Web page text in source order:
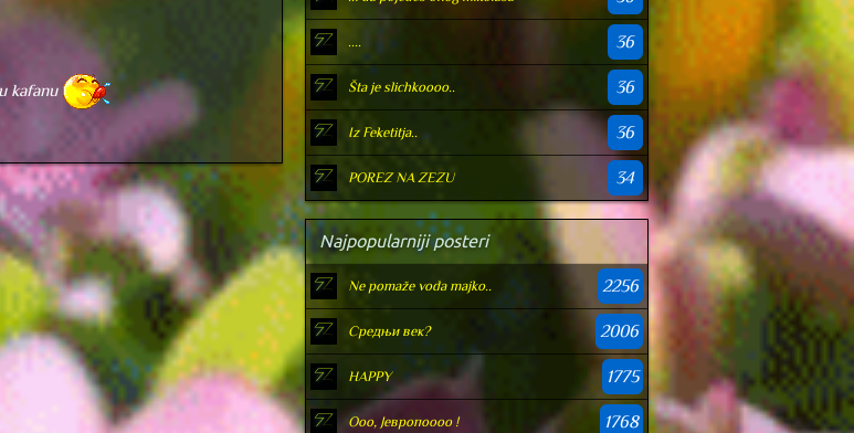
kafanu
.... 36
Šta je slichkoooo.. 36
Iz Feketitja.. 36
POREZ NA ZEZU 34
Najpopularniji posteri
Ne pomaže voda majko.. 2256
Средњи век? 2006
HAPPY 1775
Оoo, Јевропоооо ! 1768